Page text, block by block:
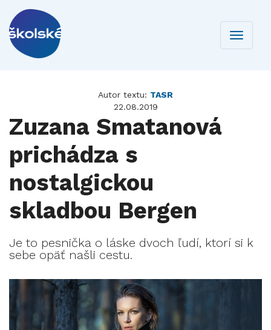
Toggle
Autor textu: TASR
22.08.2019
Zuzana Smatanová
prichádza s
nostalgickou
skladbou Bergen
Je to pesnička o láske dvoch ľudí, ktorí si k
sebe opäť našli cestu.